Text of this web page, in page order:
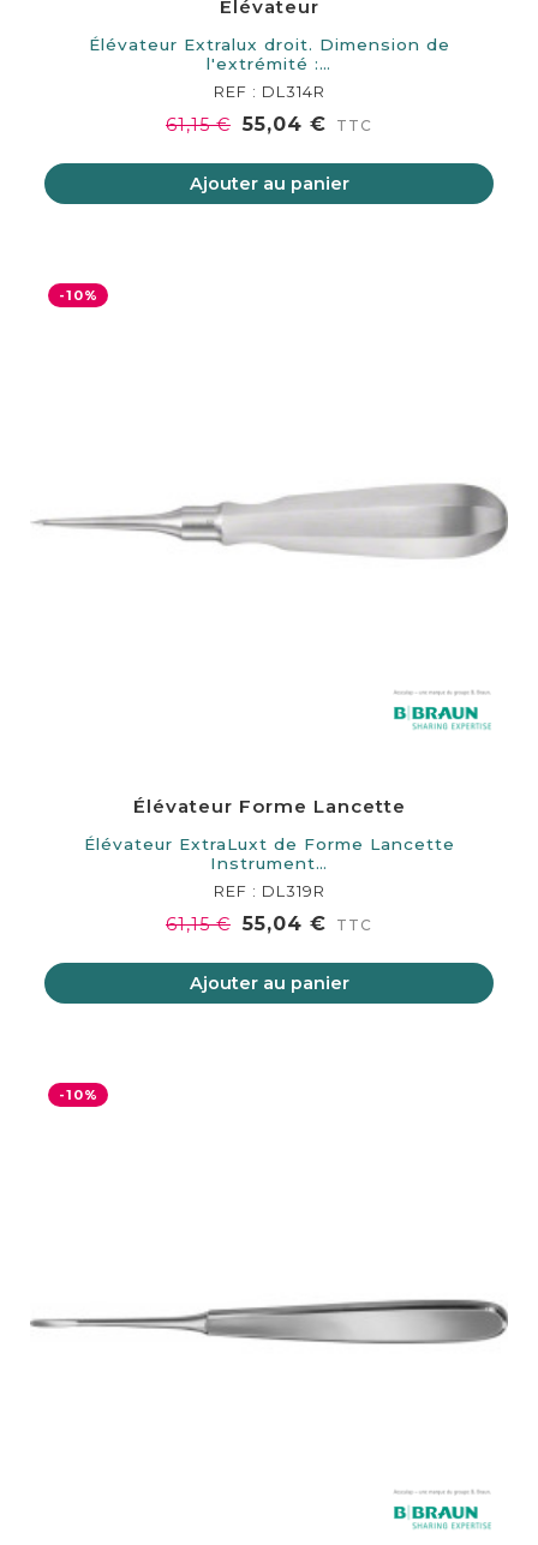
Élévateur
Élévateur Extralux droit. Dimension de
l'extrémité :…
REF : DL314R
61,15 € 55,04 € TTC
Ajouter au panier
-10%
Élévateur Forme Lancette
Élévateur ExtraLuxt de Forme Lancette
Instrument…
REF : DL319R
61,15 € 55,04 € TTC
Ajouter au panier
-10%